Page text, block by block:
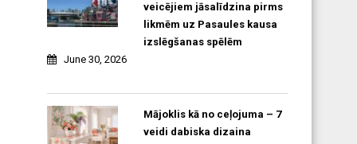
veicējiem jāsalīdzina pirms
likmēm uz Pasaules kausa
izslēgšanas spēlēm
June 30, 2026
Mājoklis kā no ceļojuma – 7
veidi dabiska dizaina